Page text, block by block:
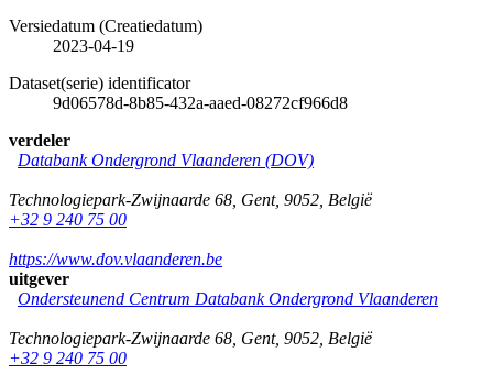
Versiedatum (Creatiedatum)
2023-04-19
Dataset(serie) identificator
9d06578d-8b85-432a-aaed-08272cf966d8
verdeler
Databank Ondergrond Vlaanderen (DOV)
Technologiepark-Zwijnaarde 68 Gent, 9052 België
+32 9 240 75 00
https://www.dov.vlaanderen.be
uitgever
Ondersteunend Centrum Databank Ondergrond Vlaanderen
Technologiepark-Zwijnaarde 68 Gent, 9052 België
+32 9 240 75 00